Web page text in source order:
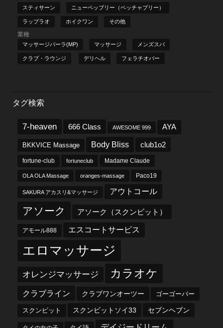
スティサーン ニューペッブリー（ペッチャブリー）
ラップラオ ホイクワン その他
業種
マッサージパーラ(MP) マッサージ メンズスパ
クラブ・ラウンジ デリヘル フェラチオバー
タグ検索
7-heaven 666 Class AWESOME 999 AYA
BKKVICE Massage Body Bliss club1o2
fortune-club fortuneclub Madame Claude
OLA OLA Massage oranges-massage Paco19
SAKURA アカスリ&マッサージ アウトコール
アソーク アソーク（スクンビット）
アモール888 エスコートサービス
エロマッサージ
オレンジマッサージ カラオケ
クラブライン クラブワンオーツー ゴーゴーバー
スクンビット スクンビットソイ33 セブンヘブン